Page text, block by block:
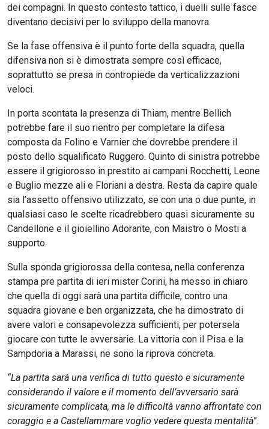
dei compagni. In questo contesto tattico, i duelli sulle fasce
diventano decisivi per lo sviluppo della manovra.
Se la fase offensiva è il punto forte della squadra, quella
difensiva non si è dimostrata sempre così efficace,
soprattutto se presa in contropiede da verticalizzazioni
veloci.
In porta scontata la presenza di Thiam, mentre Bellich
potrebbe fare il suo rientro per completare la difesa
composta da Folino e Varnier che dovrebbe prendere il
posto dello squalificato Ruggero. Quinto di sinistra potrebbe
essere il grigiorosso in prestito ai campani Rocchetti, Leone
e Buglio mezze ali e Floriani a destra. Resta da capire quale
sia l’assetto offensivo utilizzato, se con una o due punte, in
qualsiasi caso le scelte ricadrebbero quasi sicuramente su
Candellone e il gioiellino Adorante, con Maistro o Mosti a
supporto.
Sulla sponda grigiorossa della contesa, nella conferenza
stampa pre partita di ieri mister Corini, ha messo in chiaro
che quella di oggi sarà una partita difficile, contro una
squadra giovane e ben organizzata, che ha dimostrato di
avere valori e consapevolezza sufficienti, per potersela
giocare con tutte le avversarie. La vittoria con il Pisa e la
Sampdoria a Marassi, ne sono la riprova concreta.
“La partita sarà una verifica di tutto questo e sicuramente
considerando il valore e il momento dell’avversario sarà
sicuramente complicata, ma le difficoltà vanno affrontate con
coraggio e a Castellammare voglio vedere questa mentalità”.